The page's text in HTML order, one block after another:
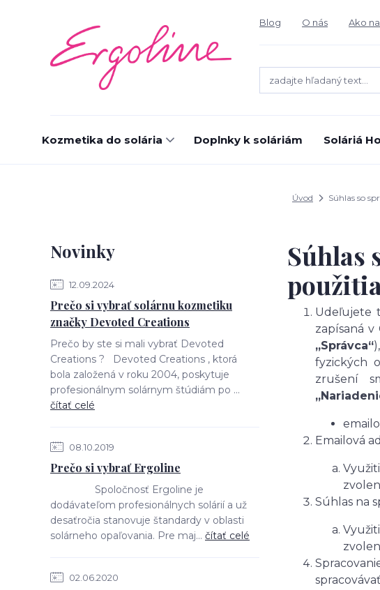
Blog O nás Ako
Kozmetika do solária Doplnky k soláriám Soláriá
Úvod Súhlas so
Novinky
12.09.2024
Prečo si vybrať solárnu kozmetiku
značky Devoted Creations
Prečo by ste si mali vybrať Devoted
Creations ? Devoted Creations , ktorá
bola založená v roku 2004, poskytuje
profesionálnym solárnym štúdiám po ...
čítať celé
08.10.2019
Prečo si vybrať Ergoline
Spoločnosť Ergoline je
dodávateľom profesionálnych solárií a už
desaťročia stanovuje štandardy v oblasti
solárneho opaľovania. Pre maj... čítať celé
02.06.2020
Súhlas
Udeľujete
zapísaná v
„Správca“
fyzických
zrušení
Emailová
Súhlas na